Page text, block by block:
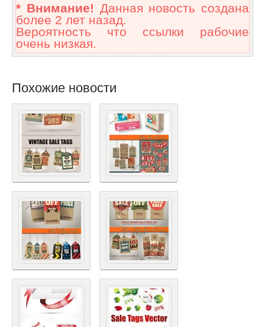
* Внимание! Данная новость создана
более 2 лет назад.
Вероятность что ссылки рабочие
очень низкая.
Похожие новости